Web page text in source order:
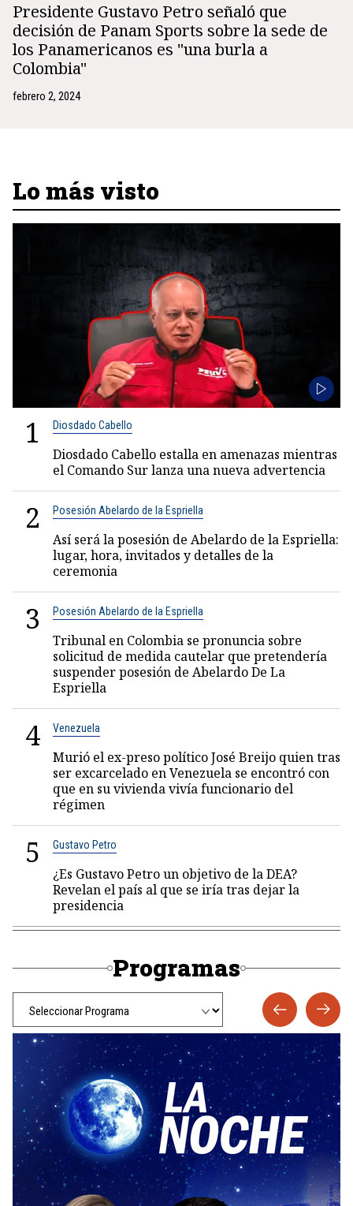
Presidente Gustavo Petro señaló que
decisión de Panam Sports sobre la sede de
los Panamericanos es "una burla a
Colombia"
febrero 2, 2024
Lo más visto
1 Diosdado Cabello
Diosdado Cabello estalla en amenazas mientras
el Comando Sur lanza una nueva advertencia
2 Posesión Abelardo de la Espriella
Así será la posesión de Abelardo de la Espriella:
lugar, hora, invitados y detalles de la
ceremonia
3 Posesión Abelardo de la Espriella
Tribunal en Colombia se pronuncia sobre
solicitud de medida cautelar que pretendería
suspender posesión de Abelardo De La
Espriella
4 Venezuela
Murió el ex-preso político José Breijo quien tras
ser excarcelado en Venezuela se encontró con
que en su vivienda vivía funcionario del
régimen
5 Gustavo Petro
¿Es Gustavo Petro un objetivo de la DEA?
Revelan el país al que se iría tras dejar la
presidencia
Programas